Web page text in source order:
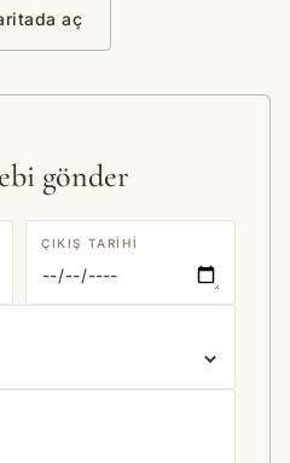
aç
gönder
ÇIKIŞ TARIHI